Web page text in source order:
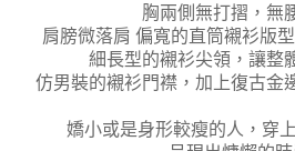
胸兩側無打摺，無
肩膀微落肩 偏寬的直筒襯衫版
細長型的襯衫尖領，讓整
仿男裝的襯衫門襟，加上復古金
嬌小或是身形較瘦的人， 穿